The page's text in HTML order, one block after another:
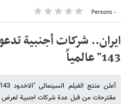
٠ Persons
ایران.. شرکات أجنبیة
143" عالمیاً
مقترحات من قبل عدة شرکات اجنبیة لعرض